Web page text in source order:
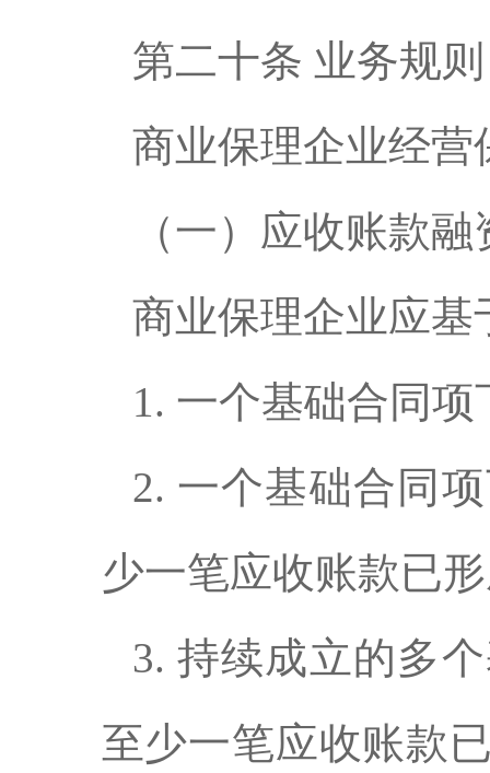
第二十条 业务规则
商业保理企业经
（一）应收账款融
商业保理企业应
1. 一个基础合同
2. 一个基础合同
少一笔应收账款已
3. 持续成立的多
至少一笔应收账款